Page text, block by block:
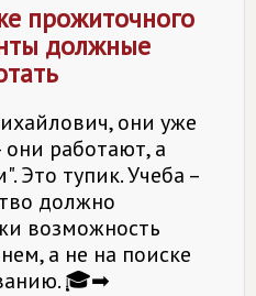
прожиточного
должные
они уже
работают, а
Это тупик. Учеба –
должно
возможность
а не на поиске
🎓➡